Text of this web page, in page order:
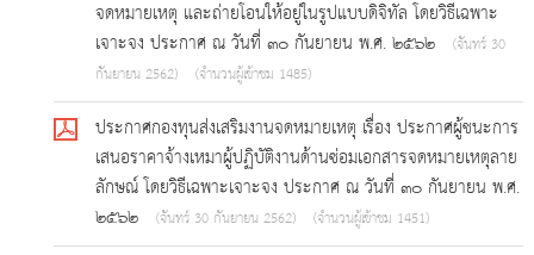
จดหมายเหตุ และถ่ายโอนให้อยู่ในรูปแบบดิจิทัล โดยวิธีเฉพาะ
เจาะจง ประกาศ ณ วันที่ ๓๐ กันยายน พ.ศ. ๒๕๖๒
(จันทร์ 30
กันยายน 2562)
(จำนวนผู้เข้าชม 1485)
ประกาศกองทุนส่งเสริมงานจดหมายเหตุ เรื่อง ประกาศผู้ชนะการ
เสนอราคาจ้างเหมาผู้ปฏิบัติงานด้านซ่อมเอกสารจดหมายเหตุลาย
ลักษณ์ โดยวิธีเฉพาะเจาะจง ประกาศ ณ วันที่ ๓๐ กันยายน พ.ศ.
๒๕๖๒
(จันทร์ 30 กันยายน 2562) (จำนวนผู้เข้าชม 1451)